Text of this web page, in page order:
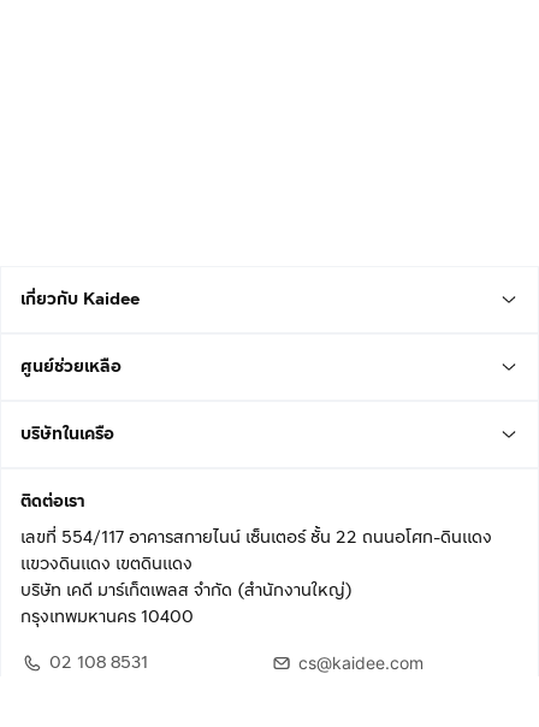
เกี่ยวกับ Kaidee
ศูนย์ช่วยเหลือ
บริษัทในเครือ
ติดต่อเรา
เลขที่ 554/117 อาคารสกายไนน์ เซ็นเตอร์ ชั้น 22 ถนนอโศก-ดินแดง
แขวงดินแดง เขตดินแดง
บริษัท เคดี มาร์เก็ตเพลส จำกัด (สำนักงานใหญ่)
กรุงเทพมหานคร 10400
02 108 8531
cs@kaidee.com